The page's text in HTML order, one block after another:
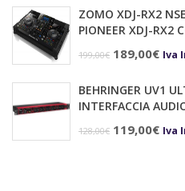
originaleattuale
ZOMO XDJ-RX2
PIONEER XDJ-RX2
199,00€ Il
originale
189,00€IlIva
BEHRINGER UV1
INTERFACCIA
128,00€ Il
119,00€IlIva